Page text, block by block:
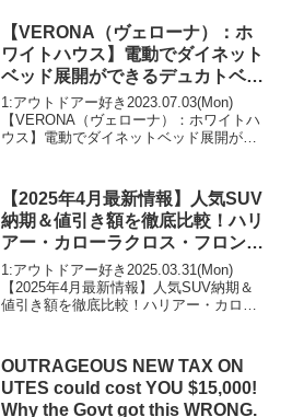
【VERONA（ヴェローナ）：ホ
ワイトハウス】電動でダイネット
ベッド展開ができるデュカトベー
ス国産バンコンキャンピングカー
1:アウトドアー好き2023.07.03(Mon)
【VERONA（ヴェローナ）：ホワイトハ
ウス】電動でダイネットベッド展開がで
逃さないで！！2:アウトドアー好き
2023...
【2025年4月最新情報】人気SUV
納期＆値引き額を徹底比較！ハリ
アー・カローラクロス・フロンク
ス・ZR-V・エクストレイル・フ
ォレスター・ヴェゼル・ヤリスク
ロス・CX-80・CX-60・WR-V他
1:アウトドアー好き2025.03.31(Mon)
【2025年4月最新情報】人気SUV納期＆
値引き額を徹底比較！ハリアー・カロー
スクロス・CX-80・CX-60・W...
OUTRAGEOUS NEW TAX ON
UTES could cost YOU $15,000!
Why the Govt got this WRONG.